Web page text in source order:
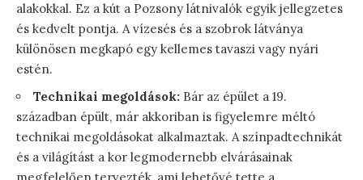
alakokkal. Ez a kút a Pozsony látnivalók egyik jellegzetes
és kedvelt pontja. A vízesés és a szobrok látványa
különösen megkapó egy kellemes tavaszi vagy nyári
estén.
Technikai megoldások: Bár az épület a 19.
században épült, már akkoriban is figyelemre méltó
technikai megoldásokat alkalmaztak. A színpadtechnikát
és a világítást a kor legmodernebb elvárásainak